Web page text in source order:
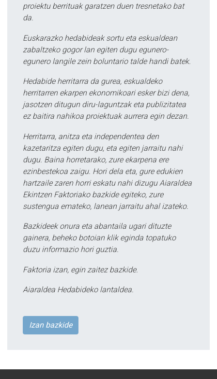
proiektu berrituak garatzen duen tresnetako bat
da.
Euskarazko hedabideak sortu eta eskualdean
zabaltzeko gogor lan egiten dugu egunero-
egunero langile zein boluntario talde handi batek.
Hedabide herritarra da gurea, eskualdeko
herritarren ekarpen ekonomikoari esker bizi dena,
jasotzen ditugun diru-laguntzak eta publizitatea
ez baitira nahikoa proiektuak aurrera egin dezan.
Herritarra, anitza eta independentea den
kazetaritza egiten dugu, eta egiten jarraitu nahi
dugu. Baina horretarako, zure ekarpena ere
ezinbestekoa zaigu. Hori dela eta, gure edukien
hartzaile zaren horri eskatu nahi dizugu Aiaraldea
Ekintzen Faktoriako bazkide egiteko, zure
sustengua emateko, lanean jarraitu ahal izateko.
Bazkideek onura eta abantaila ugari dituzte
gainera, beheko botoian klik eginda topatuko
duzu informazio hori guztia.
Faktoria izan, egin zaitez bazkide.
Aiaraldea Hedabideko lantaldea.
Izan bazkide